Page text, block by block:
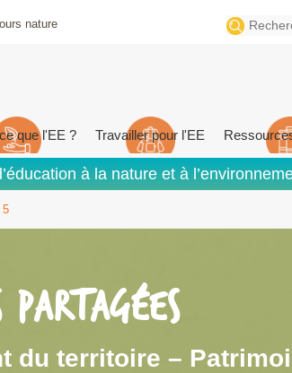
nature
Search
for:
que l'EE ? Travailler pour l'EE
à la nature et à
5
PARTAGÉES
du territoire –